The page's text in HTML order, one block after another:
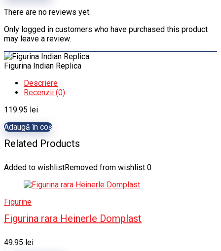
There are no reviews yet.
Only logged in customers who have purchased this product
may leave a review.
Figurina Indian Replica
Descriere
Recenzii (0)
119.95 lei
Adaugă în coș
Related Products
Added to wishlistRemoved from wishlist 0
Figurine
Figurina rara Heinerle Domplast
49.95 lei